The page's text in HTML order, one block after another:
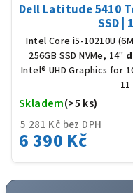
Dell Latitude 5410
SSD |
Intel Core i5-10210U
256GB SSD NVMe, 14"
Intel® UHD Graphics for
5 281 Kč bez DPH
6 390 Kč
Skladem(>5 ks)